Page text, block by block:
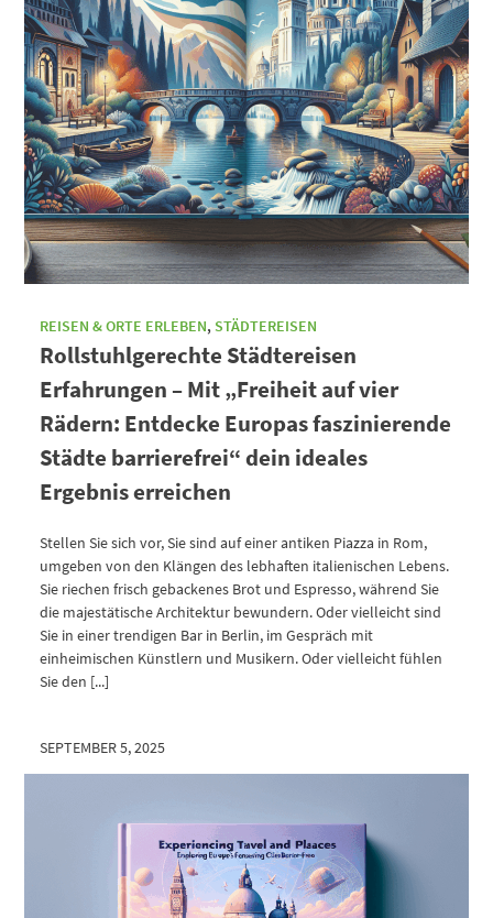
REISEN & ORTE ERLEBEN, STÄDTEREISEN
Rollstuhlgerechte Städtereisen
Erfahrungen – Mit „Freiheit auf vier
Rädern: Entdecke Europas faszinierende
Städte barrierefrei“ dein ideales
Ergebnis erreichen
Stellen Sie sich vor, Sie sind auf einer antiken Piazza in Rom,
umgeben von den Klängen des lebhaften italienischen Lebens.
Sie riechen frisch gebackenes Brot und Espresso, während Sie
die majestätische Architektur bewundern. Oder vielleicht sind
Sie in einer trendigen Bar in Berlin, im Gespräch mit
einheimischen Künstlern und Musikern. Oder vielleicht fühlen
Sie den [...]
SEPTEMBER 5, 2025